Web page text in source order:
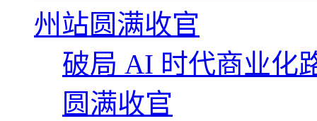
破局 AI 时代商业化
圆满收官